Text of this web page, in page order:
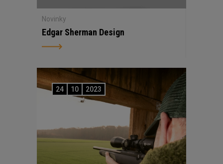
Novinky
Edgar Sherman Design
24 10 2023